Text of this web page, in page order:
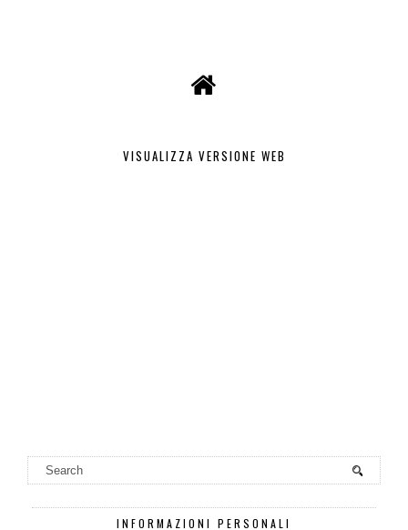
VISUALIZZA VERSIONE WEB
INFORMAZIONI PERSONALI